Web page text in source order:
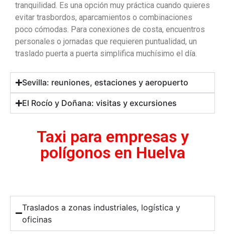
tranquilidad. Es una opción muy práctica cuando quieres
evitar trasbordos, aparcamientos o combinaciones
poco cómodas. Para conexiones de costa, encuentros
personales o jornadas que requieren puntualidad, un
traslado puerta a puerta simplifica muchísimo el día.
Sevilla: reuniones, estaciones y aeropuerto
El Rocío y Doñana: visitas y excursiones
Taxi para empresas y
polígonos en Huelva
Traslados a zonas industriales, logística y
oficinas